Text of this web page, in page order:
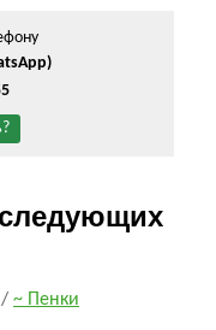
/ ~ Пенки